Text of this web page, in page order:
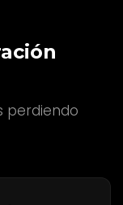
perdiendo